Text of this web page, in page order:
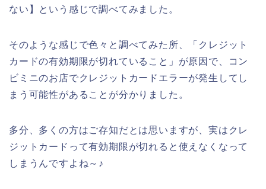
ない】という感じで調べてみました。
そのような感じで色々と調べてみた所、「クレジット
カードの有効期限が切れていること」が原因で、コン
ビミニのお店でクレジットカードエラーが発生してし
まう可能性があることが分かりました。
多分、多くの方はご存知だとは思いますが、実はクレ
ジットカードって有効期限が切れると使えなくなって
しまうんですよね～♪